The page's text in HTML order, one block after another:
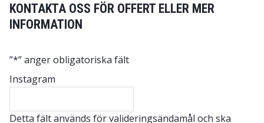
KONTAKTA OSS FÖR OFFERT ELLER MER
INFORMATION
”*” anger obligatoriska fält
Instagram
Detta fält används för valideringsändamål och ska